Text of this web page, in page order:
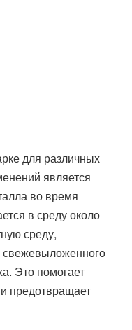
для различных
является
во время
в среду около
среду,
Это помогает
предотвращает